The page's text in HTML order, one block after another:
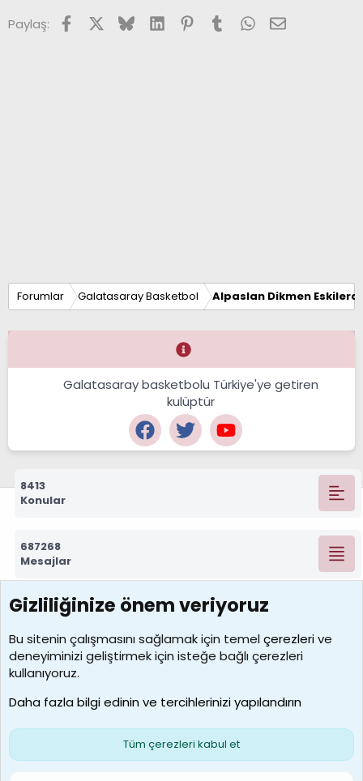
Paylaş: FacebookX (Twitter)
BlueskyLinkedInPinterest
TumblrWhatsApp
E-posta
Forumlar Galatasaray Basketbol Alpaslan Dikmen
Galatasaray basketbolu Türkiye'ye getiren
kulüptür
8413
Konular
687268
Mesajlar
7388
Kullanıcılar
borabekirogluu
Son üye
Çerezler
S
Gizliliğinize önem veriyoruz
Bu sitenin çalışmasını sağlamak için temelçerezlerive
deneyiminizi geliştirmek için isteğe bağlı çerezleri
kullanıyoruz.
Daha fazla bilgi edinin ve tercihlerinizi yapılandırın
Tüm çerezleri kabul et